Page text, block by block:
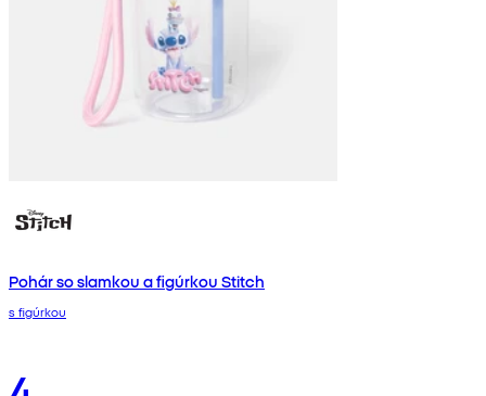
Pohár so slamkou a figúrkou Stitch
s figúrkou